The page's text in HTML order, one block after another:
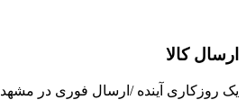
ارسال کالا
یک روزکاری آینده /ارسال فوری در مشهد